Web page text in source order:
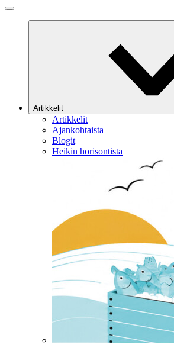
Artikkelit
Artikkelit
Ajankohtaista
Blogit
Heikin horisontista